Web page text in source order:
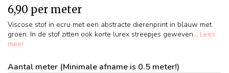
6,90 per meter
Viscose stof in ecru met een abstracte dierenprint in blauw met
groen. In de stof zitten ook korte lurex streepjes geweven... Lees
meer
Aantal meter (Minimale afname is 0.5 meter!)